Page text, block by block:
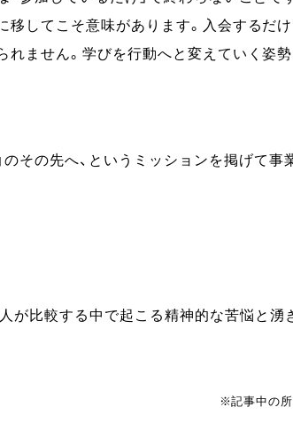
移してこそ意味があります。入会するだ
れません。学びを行動へと変えていく姿
その先へ、というミッションを掲げて
比較する中で起こる精神的な苦悩と湧
※記事中の所